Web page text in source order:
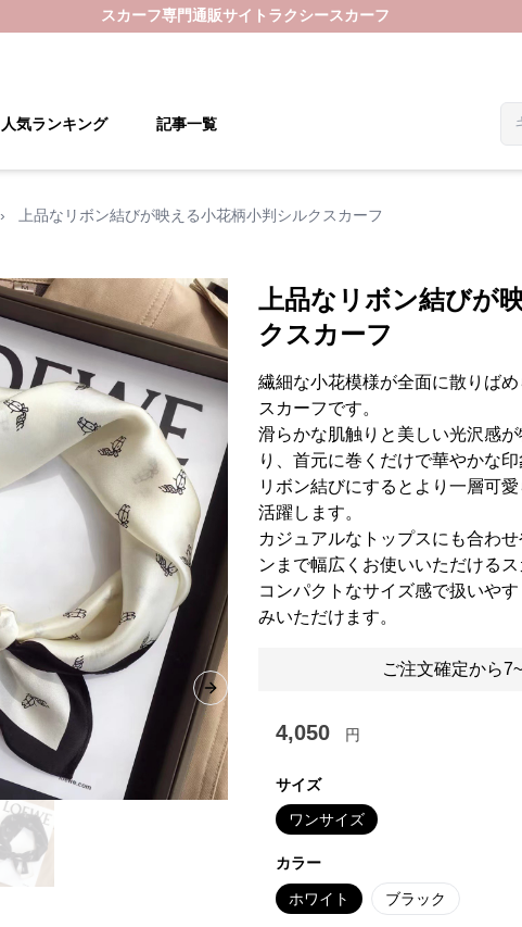
スカーフ専門通販サイト ラクシースカーフ
人気ランキング 記事一覧
› 上品なリボン結びが映える小花柄小判シルクスカーフ
Next slide
上品なリボン結びが
クスカーフ
繊細な小花模様が全面に散りば
スカーフです。
滑らかな肌触りと美しい光沢感
り、首元に巻くだけで華やかな印
リボン結びにするとより一層可
活躍します。
カジュアルなトップスにも合わ
ンまで幅広くお使いいただけるス
コンパクトなサイズ感で扱いや
みいただけます。
ご注文確定から
4,050 円
サイズ
ワンサイズ
カラー
ホワイト ブラック